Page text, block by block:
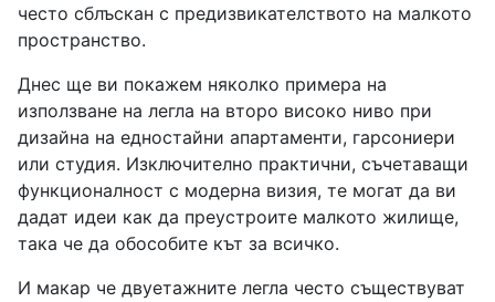
често сблъскан с предизвикателството на малкото
пространство.
Днес ще ви покажем няколко примера на
използване на легла на второ високо ниво при
дизайна на едностайни апартаменти, гарсониери
или студия. Изключително практични, съчетаващи
функционалност с модерна визия, те могат да ви
дадат идеи как да преустроите малкото жилище,
така че да обособите кът за всичко.
И макар че двуетажните легла често съществуват